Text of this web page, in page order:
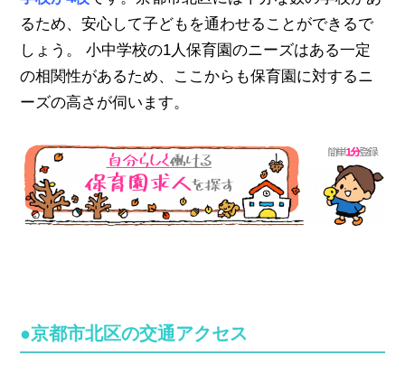
るため、安心して子どもを通わせることができるで
しょう。 小中学校の1人保育園のニーズはある一定
の相関性があるため、ここからも保育園に対するニ
ーズの高さが伺います。
●京都市北区の交通アクセス